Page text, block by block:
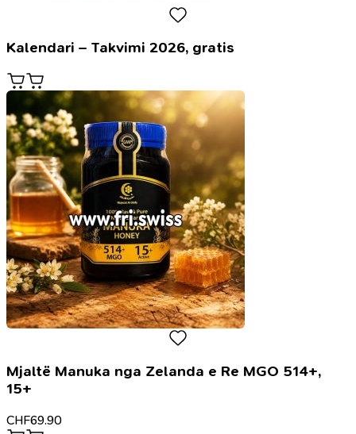
Kalendari – Takvimi 2026, gratis
Mjaltë Manuka nga Zelanda e Re MGO 514+,
15+
CHF69.90